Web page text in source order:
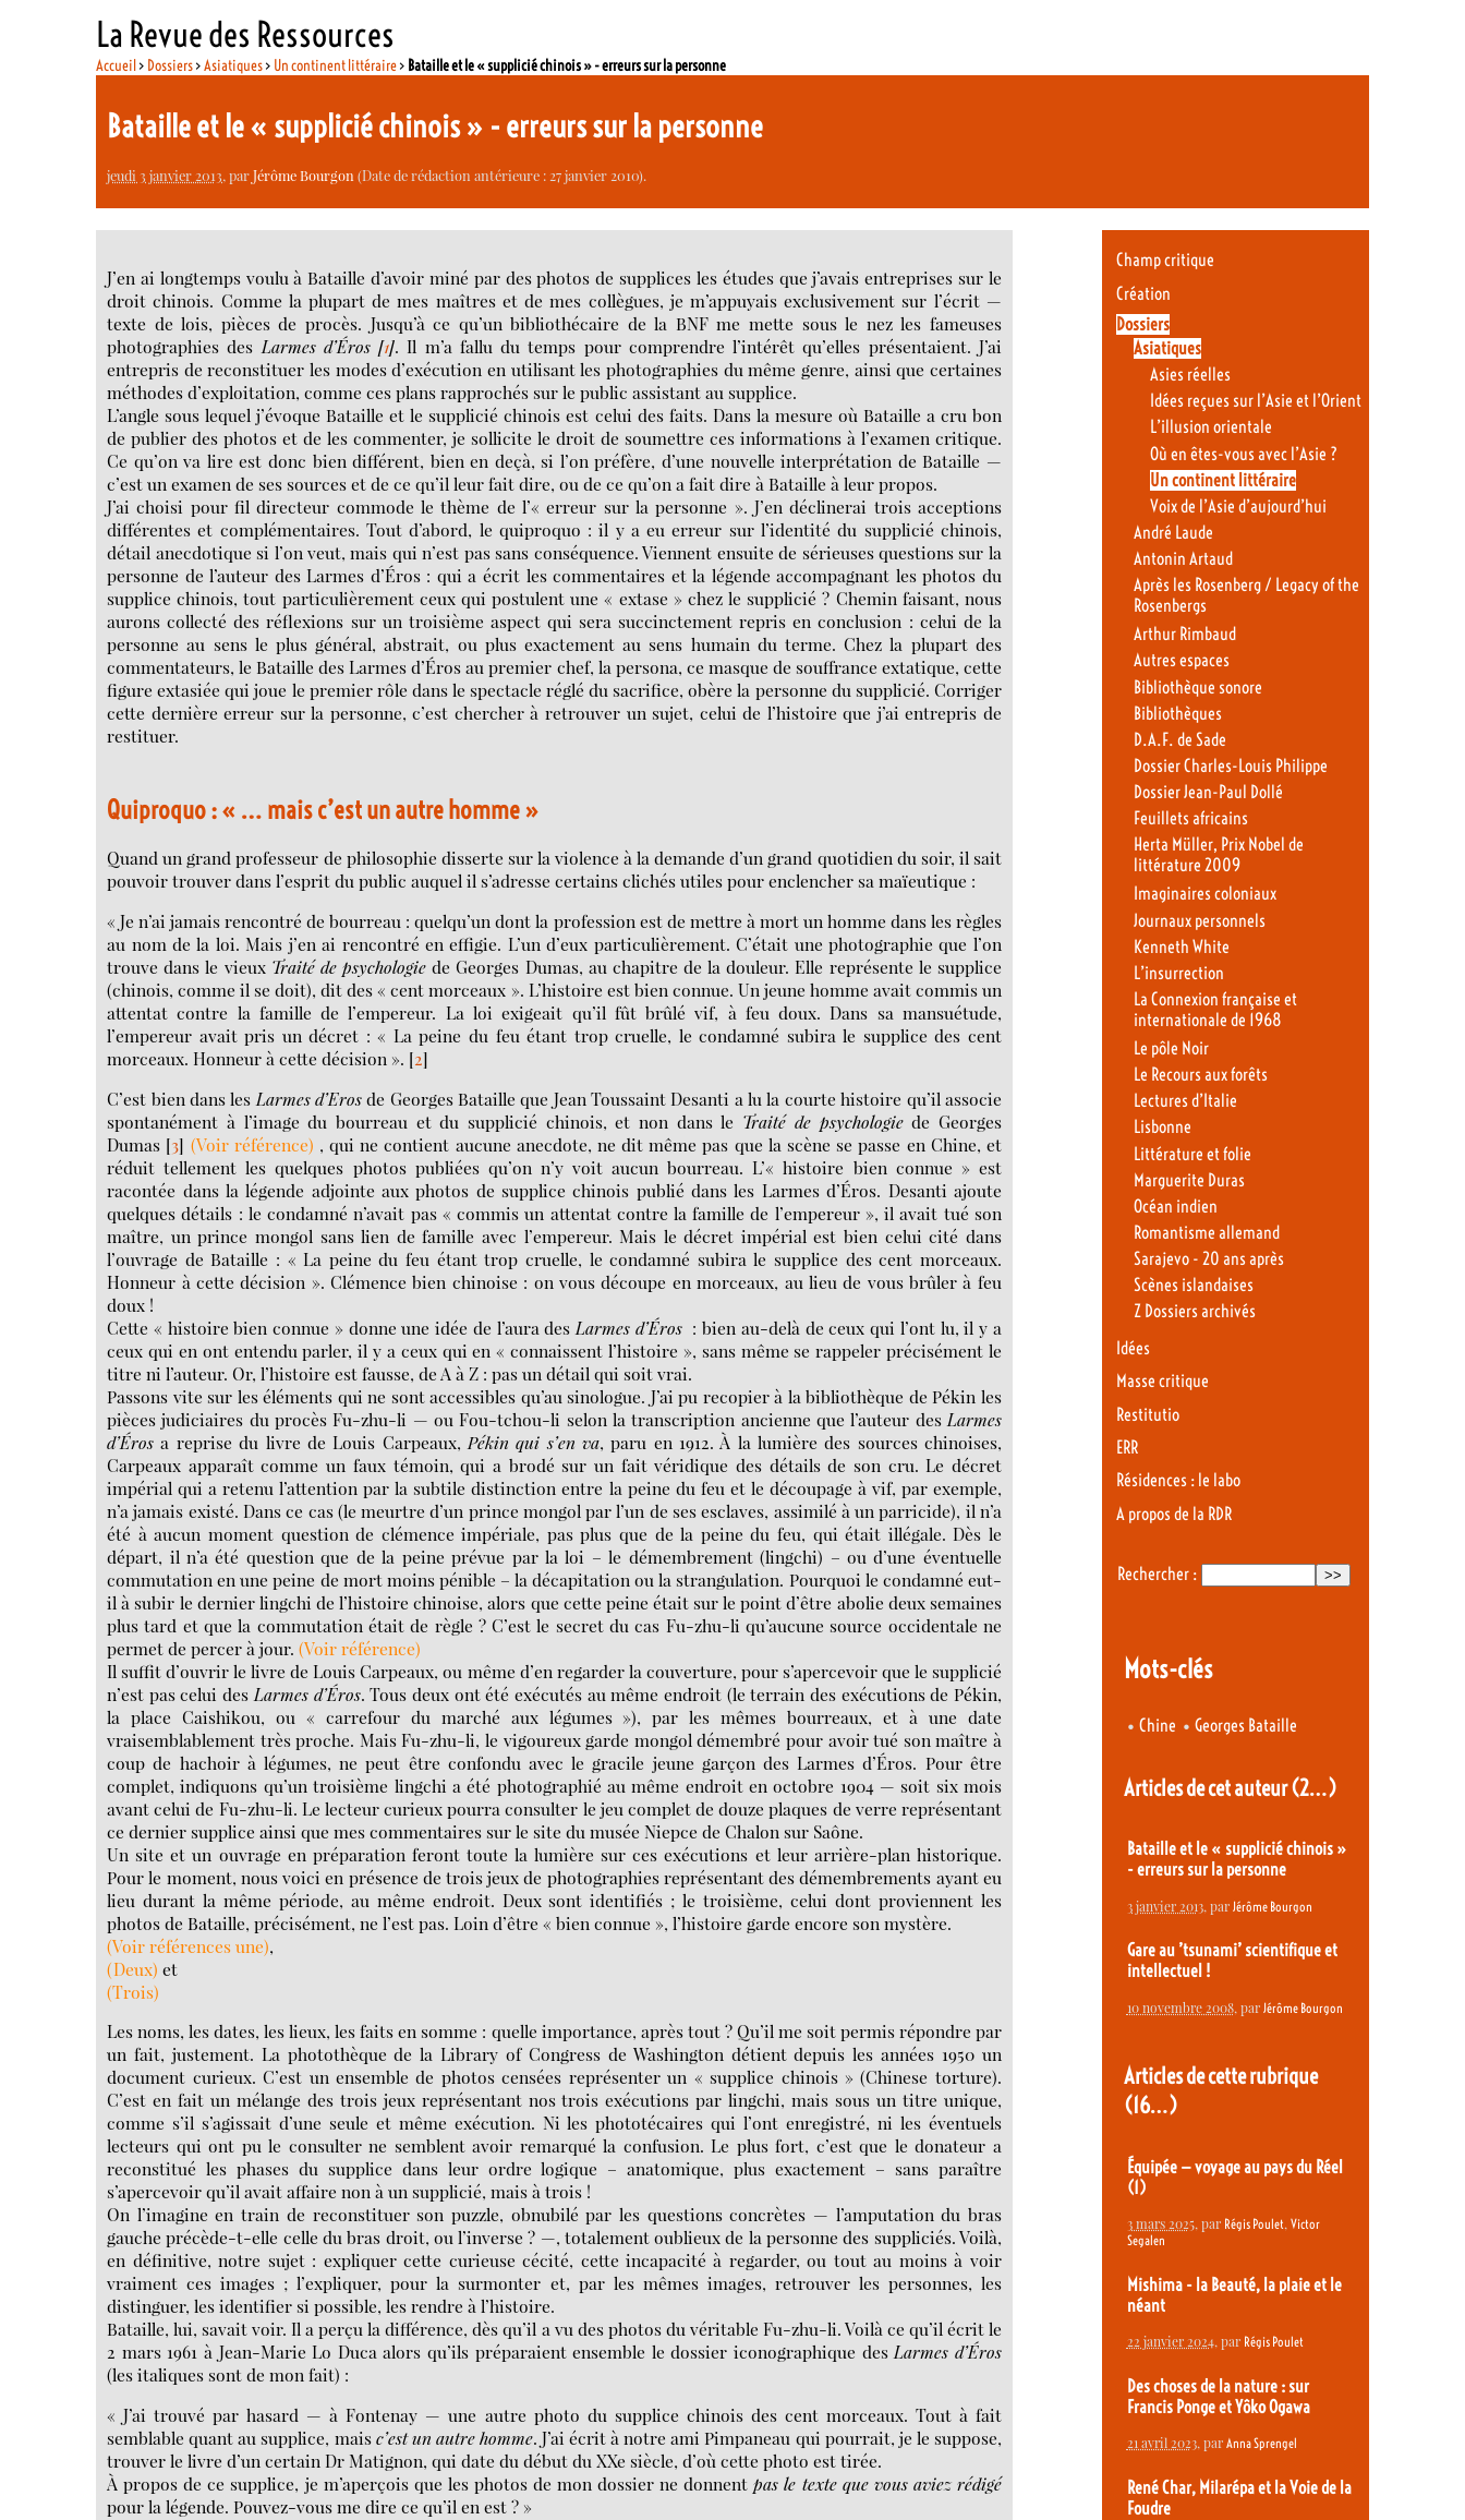
La Revue des Ressources
Accueil> Dossiers>Asiatiques> Un continent littéraire> Bataille et le « supplicié chinois » - erreurs sur la personne
Bataille et le « supplicié chinois » - erreurs sur la personne
jeudi 3 janvier 2013, parJérôme Bourgon (Date de rédaction antérieure : 27 janvier 2010).
J’en ai longtemps voulu à Bataille d’avoir miné par des photos de supplices les études que j’avais entreprises sur le
droit chinois. Comme la plupart de mes maîtres et de mes collègues, je m’appuyais exclusivement sur l’écrit —
texte de lois, pièces de procès. Jusqu’à ce qu’un bibliothécaire de la BNF me mette sous le nez les fameuses
photographies desLarmes d’Éros[1]. Il m’a fallu du temps pour comprendre l’intérêt qu’elles présentaient. J’ai
entrepris de reconstituer les modes d’exécution en utilisant les photographies du même genre, ainsi que certaines
méthodes d’exploitation, comme ces plans rapprochés sur le public assistant au supplice.
L’angle sous lequel j’évoque Bataille et le supplicié chinois est celui des faits. Dans la mesure où Bataille a cru bon
de publier des photos et de les commenter, je sollicite le droit de soumettre ces informations à l’examen critique.
Ce qu’on va lire est donc bien différent, bien en deçà, si l’on préfère, d’une nouvelle interprétation de Bataille —
c’est un examen de ses sources et de ce qu’il leur fait dire, ou de ce qu’on a fait dire à Bataille à leur propos.
J’ai choisi pour fil directeur commode le thème de l’« erreur sur la personne ». J’en déclinerai trois acceptions
différentes et complémentaires. Tout d’abord, le quiproquo : il y a eu erreur sur l’identité du supplicié chinois,
détail anecdotique si l’on veut, mais qui n’est pas sans conséquence. Viennent ensuite de sérieuses questions sur la
personne de l’auteur des Larmes d’Éros : qui a écrit les commentaires et la légende accompagnant les photos du
supplice chinois, tout particulièrement ceux qui postulent une « extase » chez le supplicié ? Chemin faisant, nous
aurons collecté des réflexions sur un troisième aspect qui sera succinctement repris en conclusion : celui de la
personne au sens le plus général, abstrait, ou plus exactement au sens humain du terme. Chez la plupart des
commentateurs, le Bataille des Larmes d’Éros au premier chef, la persona, ce masque de souffrance extatique, cette
figure extasiée qui joue le premier rôle dans le spectacle réglé du sacrifice, obère la personne du supplicié. Corriger
cette dernière erreur sur la personne, c’est chercher à retrouver un sujet, celui de l’histoire que j’ai entrepris de
restituer.
Quiproquo : « … mais c’est un autre homme »
Quand un grand professeur de philosophie disserte sur la violence à la demande d’un grand quotidien du soir, il sait
pouvoir trouver dans l’esprit du public auquel il s’adresse certains clichés utiles pour enclencher sa maïeutique :
« Je n’ai jamais rencontré de bourreau : quelqu’un dont la profession est de mettre à mort un homme dans les règles
au nom de la loi. Mais j’en ai rencontré en effigie. L’un d’eux particulièrement. C’était une photographie que l’on
trouve dans le vieux Traité de psychologie de Georges Dumas, au chapitre de la douleur. Elle représente le supplice
(chinois, comme il se doit), dit des « cent morceaux ». L’histoire est bien connue. Un jeune homme avait commis un
attentat contre la famille de l’empereur. La loi exigeait qu’il fût brûlé vif, à feu doux. Dans sa mansuétude,
l’empereur avait pris un décret : « La peine du feu étant trop cruelle, le condamné subira le supplice des cent
morceaux. Honneur à cette décision ». [2]
C’est bien dans les Larmes d’Erosde Georges Bataille que Jean Toussaint Desanti a lu la courte histoire qu’il associe
spontanément à l’image du bourreau et du supplicié chinois, et non dans le Traité de psychologiede Georges
Dumas [3] (Voir référence) , qui ne contient aucune anecdote, ne dit même pas que la scène se passe en Chine, et
réduit tellement les quelques photos publiées qu’on n’y voit aucun bourreau. L’« histoire bien connue » est
racontée dans la légende adjointe aux photos de supplice chinois publié dans les Larmes d’Éros. Desanti ajoute
quelques détails : le condamné n’avait pas « commis un attentat contre la famille de l’empereur », il avait tué son
maître, un prince mongol sans lien de famille avec l’empereur. Mais le décret impérial est bien celui cité dans
l’ouvrage de Bataille : « La peine du feu étant trop cruelle, le condamné subira le supplice des cent morceaux.
Honneur à cette décision ». Clémence bien chinoise : on vous découpe en morceaux, au lieu de vous brûler à feu
doux !
Cette « histoire bien connue » donne une idée de l’aura des Larmes d’Éros : bien au-delà de ceux qui l’ont lu, il y a
ceux qui en ont entendu parler, il y a ceux qui en « connaissent l’histoire », sans même se rappeler précisément le
titre ni l’auteur. Or, l’histoire est fausse, de A à Z : pas un détail qui soit vrai.
Passons vite sur les éléments qui ne sont accessibles qu’au sinologue. J’ai pu recopier à la bibliothèque de Pékin les
pièces judiciaires du procès Fu-zhu-li — ou Fou-tchou-li selon la transcription ancienne que l’auteur des Larmes
d’Éros a reprise du livre de Louis Carpeaux, Pékin qui s’en va, paru en 1912. À la lumière des sources chinoises,
Carpeaux apparaît comme un faux témoin, qui a brodé sur un fait véridique des détails de son cru. Le décret
impérial qui a retenu l’attention par la subtile distinction entre la peine du feu et le découpage à vif, par exemple,
n’a jamais existé. Dans ce cas (le meurtre d’un prince mongol par l’un de ses esclaves, assimilé à un parricide), il n’a
été à aucun moment question de clémence impériale, pas plus que de la peine du feu, qui était illégale. Dès le
départ, il n’a été question que de la peine prévue par la loi – le démembrement (lingchi) – ou d’une éventuelle
commutation en une peine de mort moins pénible – la décapitation ou la strangulation. Pourquoi le condamné eut-
il à subir le dernier lingchi de l’histoire chinoise, alors que cette peine était sur le point d’être abolie deux semaines
plus tard et que la commutation était de règle ? C’est le secret du cas Fu-zhu-li qu’aucune source occidentale ne
permet de percer à jour.(Voir référence)
Il suffit d’ouvrir le livre de Louis Carpeaux, ou même d’en regarder la couverture, pour s’apercevoir que le supplicié
n’est pas celui des Larmes d’Éros. Tous deux ont été exécutés au même endroit (le terrain des exécutions de Pékin,
la place Caishikou, ou « carrefour du marché aux légumes »), par les mêmes bourreaux, et à une date
vraisemblablement très proche. Mais Fu-zhu-li, le vigoureux garde mongol démembré pour avoir tué son maître à
coup de hachoir à légumes, ne peut être confondu avec le gracile jeune garçon des Larmes d’Éros. Pour être
complet, indiquons qu’un troisième lingchi a été photographié au même endroit en octobre 1904 — soit six mois
avant celui de Fu-zhu-li. Le lecteur curieux pourra consulter le jeu complet de douze plaques de verre représentant
ce dernier supplice ainsi que mes commentaires sur le site du musée Niepce de Chalon sur Saône.
Un site et un ouvrage en préparation feront toute la lumière sur ces exécutions et leur arrière-plan historique.
Pour le moment, nous voici en présence de trois jeux de photographies représentant des démembrements ayant eu
lieu durant la même période, au même endroit. Deux sont identifiés ; le troisième, celui dont proviennent les
photos de Bataille, précisément, ne l’est pas. Loin d’être « bien connue », l’histoire garde encore son mystère.
(Voir références une),
(Deux) et
(Trois)
Les noms, les dates, les lieux, les faits en somme : quelle importance, après tout ? Qu’il me soit permis répondre par
un fait, justement. La photothèque de la Library of Congress de Washington détient depuis les années 1950 un
document curieux. C’est un ensemble de photos censées représenter un « supplice chinois » (Chinese torture).
C’est en fait un mélange des trois jeux représentant nos trois exécutions par lingchi, mais sous un titre unique,
comme s’il s’agissait d’une seule et même exécution. Ni les phototécaires qui l’ont enregistré, ni les éventuels
lecteurs qui ont pu le consulter ne semblent avoir remarqué la confusion. Le plus fort, c’est que le donateur a
reconstitué les phases du supplice dans leur ordre logique – anatomique, plus exactement – sans paraître
s’apercevoir qu’il avait affaire non à un supplicié, mais à trois !
On l’imagine en train de reconstituer son puzzle, obnubilé par les questions concrètes — l’amputation du bras
gauche précède-t-elle celle du bras droit, ou l’inverse ? —, totalement oublieux de la personne des suppliciés. Voilà,
en définitive, notre sujet : expliquer cette curieuse cécité, cette incapacité à regarder, ou tout au moins à voir
vraiment ces images ; l’expliquer, pour la surmonter et, par les mêmes images, retrouver les personnes, les
distinguer, les identifier si possible, les rendre à l’histoire.
Bataille, lui, savait voir. Il a perçu la différence, dès qu’il a vu des photos du véritable Fu-zhu-li. Voilà ce qu’il écrit le
2 mars 1961 à Jean-Marie Lo Duca alors qu’ils préparaient ensemble le dossier iconographique desLarmes d’Éros
(les italiques sont de mon fait) :
« J’ai trouvé par hasard — à Fontenay — une autre photo du supplice chinois des cent morceaux. Tout à fait
semblable quant au supplice, maisc’est un autre homme. J’ai écrit à notre ami Pimpaneau qui pourrait, je le suppose,
trouver le livre d’un certain Dr Matignon, qui date du début du XXe siècle, d’où cette photo est tirée.
À propos de ce supplice, je m’aperçois que les photos de mon dossier ne donnentpas le texte que vous aviez rédigé
pour la légende. Pouvez-vous me dire ce qu’il en est ? »
Champ critique
Création
Dossiers
Asiatiques
Asies réelles
Idées reçues sur l’Asie et l’Orient
L’illusion orientale
Où en êtes-vous avec l’Asie ?
Un continent littéraire
Voix de l’Asie d’aujourd’hui
André Laude
Antonin Artaud
Après les Rosenberg / Legacy of the
Rosenbergs
Arthur Rimbaud
Autres espaces
Bibliothèque sonore
Bibliothèques
D.A.F. de Sade
Dossier Charles-Louis Philippe
Dossier Jean-Paul Dollé
Feuillets africains
Herta Müller, Prix Nobel de
littérature 2009
Imaginaires coloniaux
Journaux personnels
Kenneth White
L’insurrection
La Connexion française et
internationale de 1968
Le pôle Noir
Le Recours aux forêts
Lectures d’Italie
Lisbonne
Littérature et folie
Marguerite Duras
Océan indien
Romantisme allemand
Sarajevo - 20 ans après
Scènes islandaises
Z Dossiers archivés
Idées
Masse critique
Restitutio
ERR
Résidences : le labo
A propos de la RDR
Rechercher :
Mots-clés
• Chine •Georges Bataille
Articles de cet auteur(2…)
Bataille et le « supplicié chinois »
- erreurs sur la personne
3 janvier 2013, par Jérôme Bourgon
Gare au ’tsunami’ scientifique et
intellectuel !
10 novembre 2008, par Jérôme Bourgon
Articles de cette rubrique
(16…)
Équipée — voyage au pays du Réel
(1)
3 mars 2025, par Régis Poulet, Victor
Segalen
Mishima - la Beauté, la plaie et le
néant
22 janvier 2024, par Régis Poulet
Des choses de la nature : sur
Francis Ponge et Yôko Ogawa
21 avril 2023, par Anna Sprengel
René Char, Milarépa et la Voie de la
Foudre